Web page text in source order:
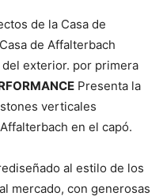
de la Casa de
de Affalterbach
exterior. por primera
Presenta la
verticales
en el capó.
al estilo de los
mercado, con generosas